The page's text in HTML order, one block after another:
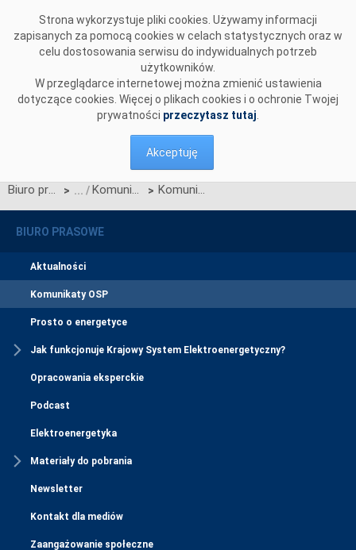
Strona wykorzystuje pliki cookies. Używamy informacji
zapisanych za pomocą cookies w celach statystycznych oraz w
celu dostosowania serwisu do indywidualnych potrzeb
użytkowników.
W przeglądarce internetowej można zmienić ustawienia
dotyczące cookies. Więcej o plikach cookies i o ochronie Twojej
prywatności przeczytasz tutaj
Akceptuję
Biuro prasowe > Komunikaty OSP > Komunikat OSP dotyczący zawieszenia procesu Jednolitego łączenia Rynków Dnia Bieżącego w dniu 21.05.2024.
BIURO PRASOWE
Aktualności
Komunikaty OSP
Prosto o energetyce
Jak funkcjonuje Krajowy System Elektroenergetyczny?
Opracowania eksperckie
Podcast
Elektroenergetyka
Materiały do pobrania
Newsletter
Kontakt dla mediów
Zaangażowanie społeczne